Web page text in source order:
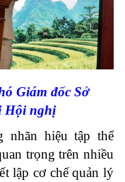
Giám đốc Sở
Hội nghị
nhãn hiệu tập thể
trọng trên nhiều
lập cơ chế quản lý